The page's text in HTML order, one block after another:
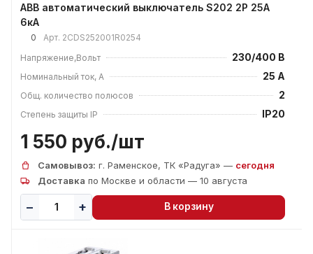
ABB автоматический выключатель S202 2P 25А
6кА
0 Арт. 2CDS252001R0254
Напряжение,Вольт
230/400 В
Номинальный ток, А 25 А
Общ. количество полюсов 2
Степень защиты IP IP20
1 550 руб./шт
Самовывоз: г. Раменское, ТК «Радуга» — сегодня
Доставка по Москве и области — 10 августа
В корзину